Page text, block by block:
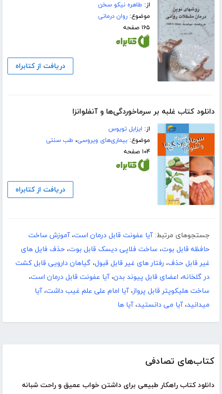
کتاب‌های تصادفی
دانلود کتاب راهکار طبیعی برای داشتن خواب عمیق و راحت شبانه
از: طاهره نیکو سخن
موضوع:روان درمانی
۱۶۵ صفحه
دریافت از کتابراه
دانلود کتاب غلبه بر سرماخوردگی‌ها و آنفلوانزا
از: ایزابل تویوس
موضوع:بیماری‌های ویروسی، طب سنتی
۱۰۴ صفحه
دریافت از کتابراه
جستجوهای مرتبط: آیا عفونت قابل درمان است،آموزش ساخت
حافظه قابل بوت، ساخت فلاپی دیسک قابل بوت، حذف فایل های
غیر قابل حذف، رفتار های غیر قابل قبول، گیاهان دارویی قابل کشت
در گلخانه، اعضای قابل پیوند بدن،آیا عفونت قابل درمان است،
ساخت هلیکوپتر قابل پرواز،آیا امام علی علم غیب داشت،آیا
میدانید،آیا می دانستید،آیا ها